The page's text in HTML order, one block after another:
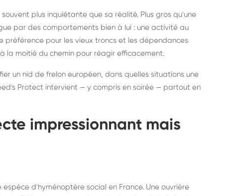
Dératisation : éliminer
durablement rats et
souris, partout en France
plus inquiétante que sa réalité. Plus gros qu'une
par des comportements bien à lui : une activité au
préférence pour les vieux troncs et les dépendances
la moitié du chemin pour réagir efficacement.
un nid de frelon européen, dans quelles situations une
Protect intervient — y compris en soirée — partout en
impressionnant mais
d'hyménoptère social en France. Une ouvrière